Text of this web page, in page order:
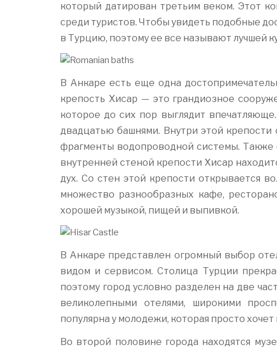
который датирован третьим веком. Этот
среди туристов. Чтобы увидеть подобные
в Турцию, поэтому ее все называют лучшей
В Анкаре есть еще одна
крепость Хисар — это грандиозное
которое до сих пор выглядит
двадцатью башнями. Внутри этой крепости
фрагменты водопроводной системы. Также
внутренней стеной крепости Хисар
дух. Со стен этой крепости открывается
множество разнообразных кафе,
хорошей музыкой, пищей и выпивкой.
В Анкаре представлен огромный выбор
видом и сервисом. Столица Турции
поэтому город условно разделен на две
великолепными отелями, широкими
популярна у молодежи, которая просто хочет
Во второй половине города находятся